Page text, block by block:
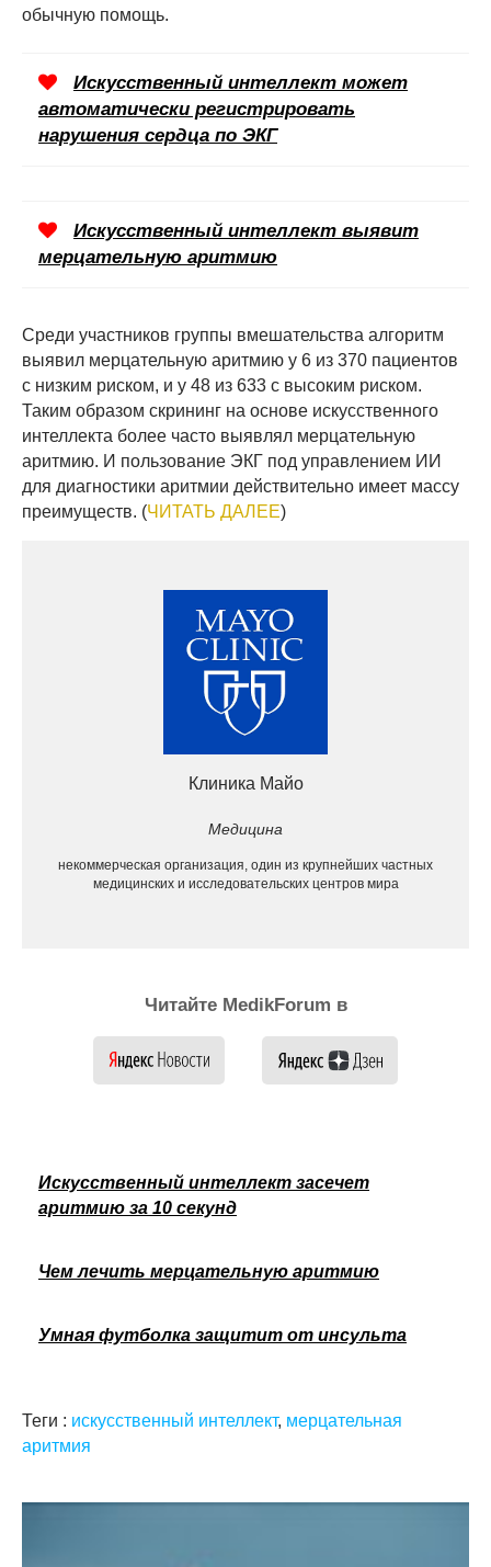
обычную помощь.
Искусственный интеллект может
автоматически регистрировать
нарушения сердца по ЭКГ
Искусственный интеллект выявит
мерцательную аритмию
Среди участников группы вмешательства алгоритм
выявил мерцательную аритмию у 6 из 370 пациентов
с низким риском, и у 48 из 633 с высоким риском.
Таким образом скрининг на основе искусственного
интеллекта более часто выявлял мерцательную
аритмию. И пользование ЭКГ под управлением ИИ
для диагностики аритмии действительно имеет массу
преимуществ. (ЧИТАТЬ ДАЛЕЕ)
Клиника Майо
Медицина
некоммерческая организация, один из крупнейших частных
медицинских и исследовательских центров мира
Читайте MedikForum в
Искусственный интеллект засечет
аритмию за 10 секунд
Чем лечить мерцательную аритмию
Умная футболка защитит от инсульта
Теги : искусственный интеллект, мерцательная
аритмия